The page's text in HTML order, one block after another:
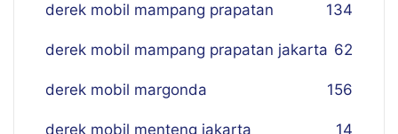
derek mobil mampang prapatan 134
derek mobil mampang prapatan jakarta 62
derek mobil margonda 156
derek mobil menteng jakarta 14